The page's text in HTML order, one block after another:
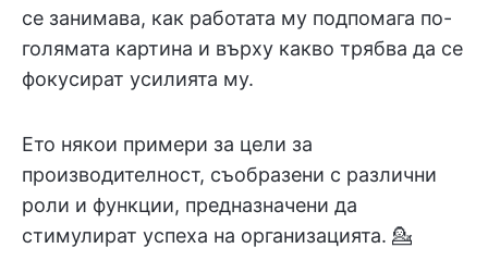
се занимава, как работата му подпомага по-
голямата картина и върху какво трябва да се
фокусират усилията му.
Ето някои примери за цели за
производителност, съобразени с различни
роли и функции, предназначени да
стимулират успеха на организацията. 💁